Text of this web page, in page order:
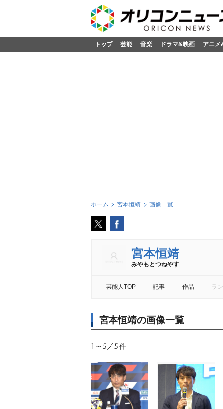
トップ 芸能 音楽 ドラマ&映画 アニメ
ホーム 宮本恒靖 画像一覧
宮本恒靖
みやもとつねやす
芸能人TOP 記事 作品 ラ
宮本恒靖の画像一覧
1～5／5件